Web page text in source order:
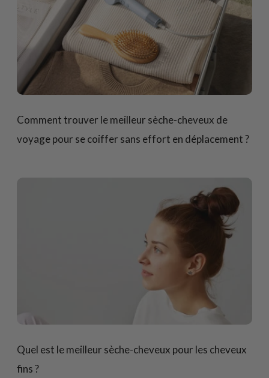
Comment trouver le meilleur sèche-cheveux de
voyage pour se coiffer sans effort en déplacement ?
Quel est le meilleur sèche-cheveux pour les cheveux
fins ?